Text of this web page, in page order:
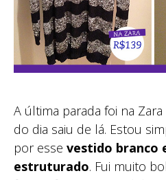
A última parada foi na
do dia saiu de lá. Estou
por esse vestido branco
estruturado. Fui muito